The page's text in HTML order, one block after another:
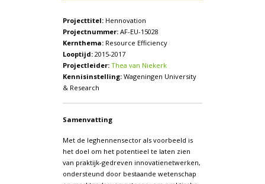
Projecttitel:Hennovation
Projectnummer:AF-EU-15028
Kernthema:Resource Efficiency
Looptijd:2015-2017
Projectleider: Thea van Niekerk
Kennisinstelling:Wageningen University
& Research
Samenvatting
Met de leghennensector als voorbeeld is
het doel om het potentieel te laten zien
van praktijk-gedreven innovatienetwerken,
ondersteund door bestaande wetenschap